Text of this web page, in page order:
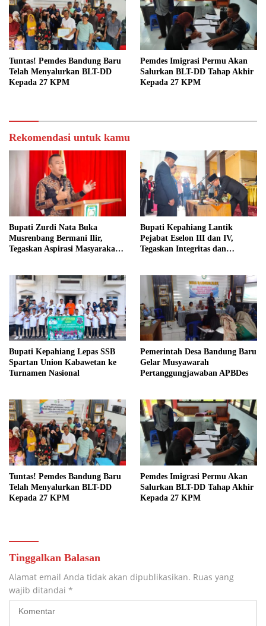
Tuntas! Pemdes Bandung Baru
Telah Menyalurkan BLT-DD
Kepada 27 KPM
Pemdes Imigrasi Permu Akan
Salurkan BLT-DD Tahap Akhir
Kepada 27 KPM
Rekomendasi untuk kamu
Bupati Zurdi Nata Buka
Musrenbang Bermani Ilir,
Tegaskan Aspirasi Masyarakat
Bupati Kepahiang Lantik
Pejabat Eselon III dan IV,
Tegaskan Integritas dan
Bupati Kepahiang Lepas SSB
Spartan Union Kabawetan ke
Turnamen Nasional
Pemerintah Desa Bandung Baru
Gelar Musyawarah
Pertanggungjawaban APBDes
Tuntas! Pemdes Bandung Baru
Telah Menyalurkan BLT-DD
Kepada 27 KPM
Pemdes Imigrasi Permu Akan
Salurkan BLT-DD Tahap Akhir
Kepada 27 KPM
Tinggalkan Balasan
Alamat email Anda tidak akan dipublikasikan. Ruas yang
wajib ditandai *